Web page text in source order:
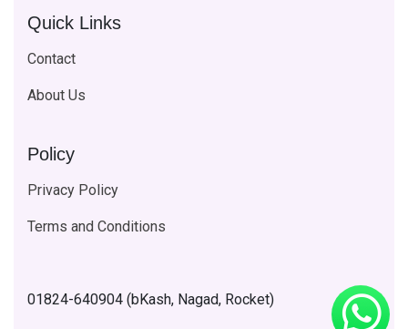
Quick Links
Contact
About Us
Policy
Privacy Policy
Terms and Conditions
01824-640904 (bKash, Nagad, Rocket)